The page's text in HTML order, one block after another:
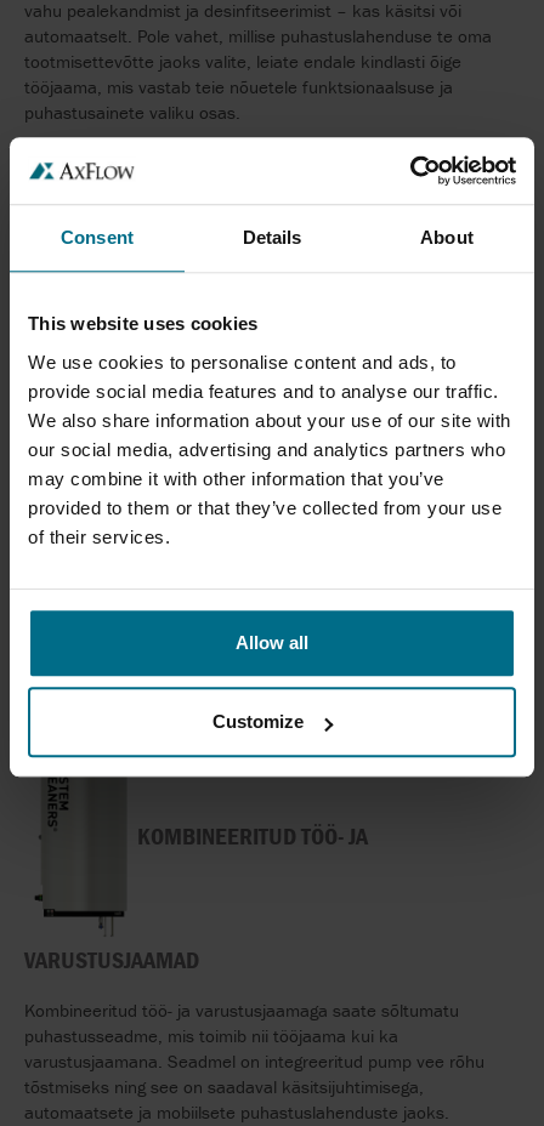
Consent Details About
This website uses cookies
We use cookies to personalise content and ads, to
provide social media features and to analyse our traffic.
We also share information about your use of our site with
our social media, advertising and analytics partners who
may combine it with other information that you’ve
provided to them or that they’ve collected from your use
of their services.
Allow all
Customize
vahu pealekandmist ja desinfitseerimist – kas käsitsi või
automaatselt. Pole vahet, millise puhastuslahenduse te oma
tootmisettevõtte jaoks valite, leiate endale kindlasti õige
tööjaama, mis vastab teie nõuetele funktsionaalsuse ja
puhastusainete valiku osas.
VARUSTUSJAAMAD
Pidev survelise vee ja eellahjendatud kemikaalidega varustatus
on ülioluline, et tagada toiduaine- ja joogitööstuses
toiduohutuse ja hügieeni kõrge tase. Ettevõtte System Cleaners
mis vastab teie nõudmistele rõhu, kasutajate arvu,
funktsioonide jms suhtes. Varustusjaamu võib kasutada nii
käsitsijuhtimisega kui ka automaatsetes puhastuslahendustes.
KOMBINEERITUD TÖÖ- JA
VARUSTUSJAAMAD
Kombineeritud töö- ja varustusjaamaga saate sõltumatu
puhastusseadme, mis toimib nii tööjaama kui ka
varustusjaamana. Seadmel on integreeritud pump vee rõhu
tõstmiseks ning see on saadaval käsitsijuhtimisega,
automaatsete ja mobiilsete puhastuslahenduste jaoks.